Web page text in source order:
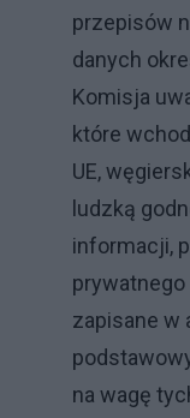
przepisów
danych
Komisja
które
UE,
ludzką
informacji,
zapisane w
na wagę